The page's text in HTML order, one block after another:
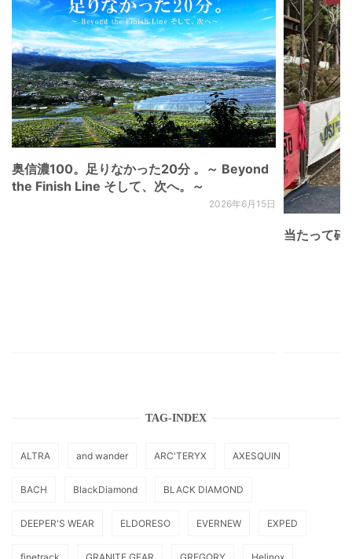
奥信濃100。足りなかった20分 。～ Beyond
the Finish Line そして、次へ。～
2026年6月15日
当たって砕
TAG-INDEX
ALTRA and wander ARC'TERYX AXESQUIN
BACH BlackDiamond BLACK DIAMOND
DEEPER'S WEAR ELDORESO EVERNEW EXPED